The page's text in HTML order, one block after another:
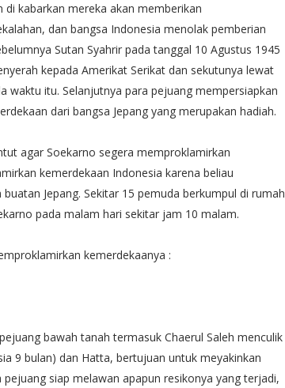
kabarkan mereka akan memberikan
dan bangsa Indonesia menolak pemberian
Sutan Syahrir pada tanggal 10 Agustus 1945
kepada Amerikat Serikat dan sekutunya lewat
waktu itu. Selanjutnya para pejuang mempersiapkan
dari bangsa Jepang yang merupakan hadiah.
agar Soekarno segera memproklamirkan
kemerdekaan Indonesia karena beliau
Jepang. Sekitar 15 pemuda berkumpul di rumah
pada malam hari sekitar jam 10 malam.
kemerdekaanya :
bawah tanah termasuk Chaerul Saleh menculik
9 bulan) dan Hatta, bertujuan untuk meyakinkan
siap melawan apapun resikonya yang terjadi,